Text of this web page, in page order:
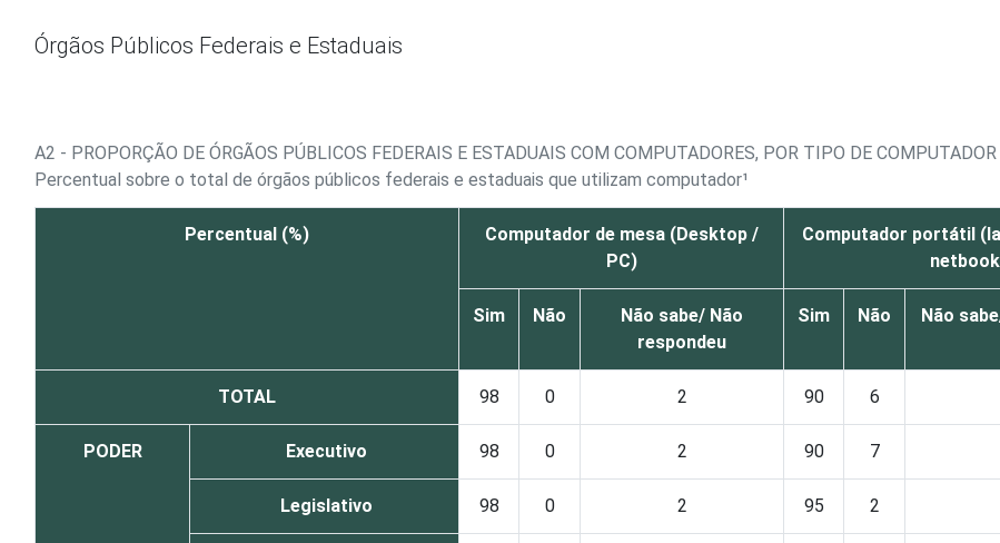
Órgãos Públicos Federais e Estaduais
A2 - PROPORÇÃO DE ÓRGÃOS PÚBLICOS FEDERAIS E ESTADUAIS COM COMPUTADORES, POR TIPO DE COMPUTADOR
Percentual sobre o total de órgãos públicos federais e estaduais que utilizam computador¹
Percentual (%)
Computador de mesa (Desktop /
PC)
Computador portátil
Sim Não
Não sabe/ Não
respondeu
Sim Não Não
TOTAL 98 0 2 90 6
PODER Executivo 98 0 2 90 7
Legislativo 98 0 2 95 2